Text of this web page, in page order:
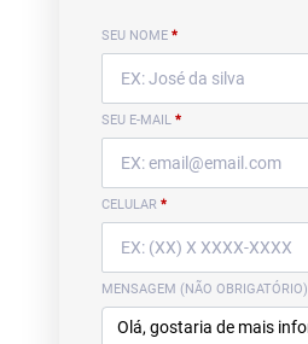
SEU NOME *
SEU E-MAIL *
CELULAR *
MENSAGEM (NÃO OBRIGATÓRIO)